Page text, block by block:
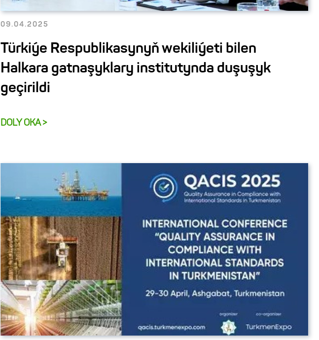
09.04.2025
Türkiýe Respublikasynyň wekiliýeti bilen
Halkara gatnaşyklary institutynda duşuşyk
geçirildi
DOLY OKA >